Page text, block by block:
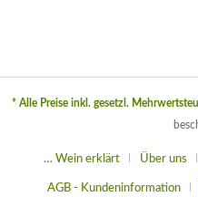
* Alle Preise inkl. gesetzl.
… Wein erklärt Über uns
AGB - Kundeninformation